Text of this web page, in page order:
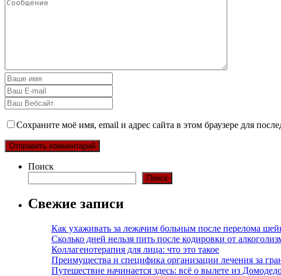
Сохраните моё имя, email и адрес сайта в этом браузере для
Поиск
Поиск
Свежие записи
Как ухаживать за лежачим больным после перелома
Сколько дней нельзя пить после кодировки от
Коллагенотерапия для лица: что это такое
Преимущества и специфика организации лечения за
Путешествие начинается здесь: всё о вылете из